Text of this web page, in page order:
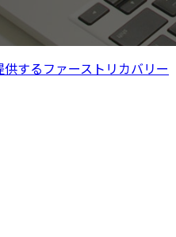
するファーストリカバリー